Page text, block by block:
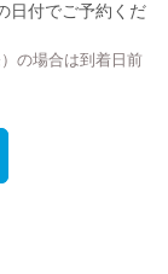
日付でご予約くだ
の場合は到着日前